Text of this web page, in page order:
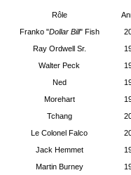
Rôle
Franko "Dollar Bill" Fish
Ray Ordwell Sr.
Walter Peck
Ned
Morehart
Tchang
Le Colonel Falco
Jack Hemmet
Martin Burney